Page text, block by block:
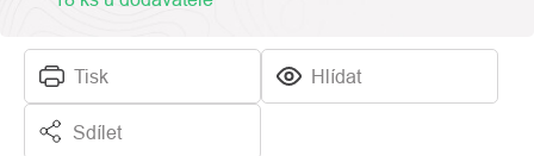
Tisk Hlídat
Sdílet